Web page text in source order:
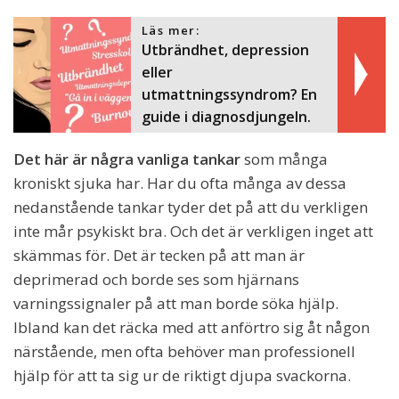
Läs mer:
Utbrändhet, depression
eller
utmattningssyndrom? En
guide i diagnosdjungeln.
Det här är några vanliga tankarsom många
kroniskt sjuka har. Har du ofta många av dessa
nedanstående tankar tyder det på att du verkligen
inte mår psykiskt bra. Och det är verkligen inget att
skämmas för. Det är tecken på att man är
deprimerad och borde ses som hjärnans
varningssignaler på att man borde söka hjälp.
Ibland kan det räcka med att anförtro sig åt någon
närstående, men ofta behöver man professionell
hjälp för att ta sig ur de riktigt djupa svackorna.